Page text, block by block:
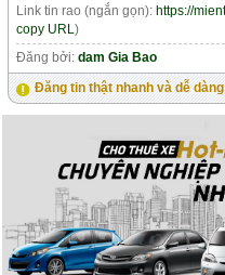
Link tin rao (ngắn gọn): https://
copy URL)
Đăng bởi:dam Gia Bao
Đăng tin thật nhanh và dễ dàng